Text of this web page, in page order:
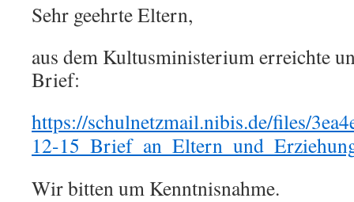
Sehr geehrte Eltern,
aus dem Kultusministerium erreichte
Brief:
https://schulnetzmail.nibis.de/files/
12-
Wir bitten um Kenntnisnahme.